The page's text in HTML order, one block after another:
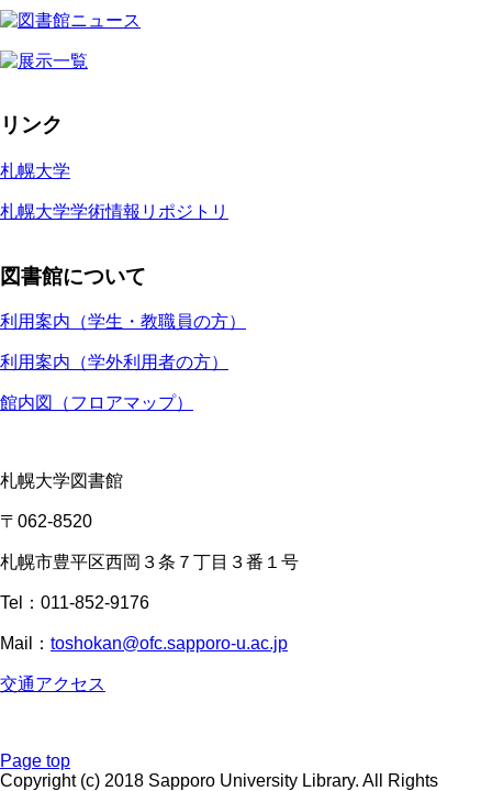
リンク
札幌大学
札幌大学学術情報リポジトリ
図書館について
利用案内（学生・教職員の方）
利用案内（学外利用者の方）
館内図（フロアマップ）
札幌大学図書館
〒062-8520
札幌市豊平区西岡３条７丁目３番１号
Tel：011-852-9176
Mail： toshokan@ofc.sapporo-u.ac.jp
交通アクセス
Page top
Copyright (c) 2018 Sapporo University Library. All Rights